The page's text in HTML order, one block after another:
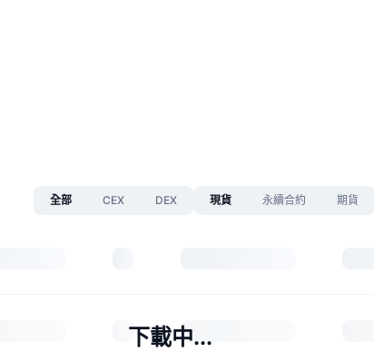
全部 CEX DEX 現貨 永續合約 期貨
下載中...